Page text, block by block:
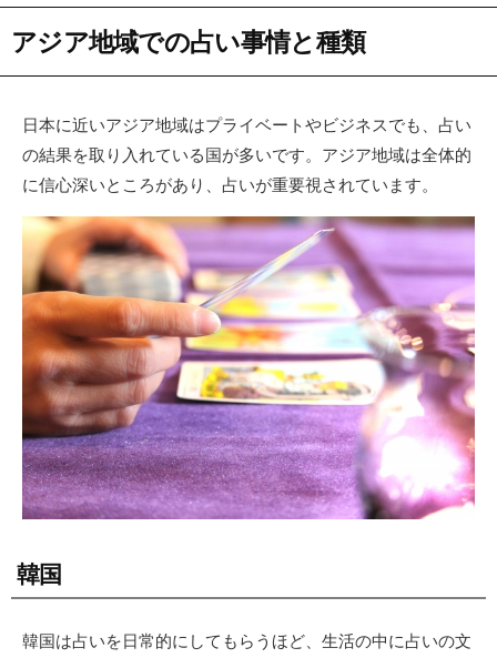
アジア地域での占い事情と種類
日本に近いアジア地域はプライベートやビジネスでも、占い
の結果を取り入れている国が多いです。アジア地域は全体的
に信心深いところがあり、占いが重要視されています。
韓国
韓国は占いを日常的にしてもらうほど、生活の中に占いの文